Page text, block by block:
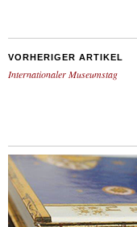
VORHERIGER ARTIKEL
Internationaler Museumstag